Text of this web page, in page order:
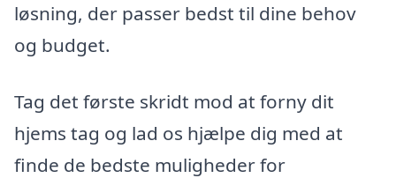
løsning, der passer bedst til dine behov
og budget.
Tag det første skridt mod at forny dit
hjems tag og lad os hjælpe dig med at
finde de bedste muligheder for